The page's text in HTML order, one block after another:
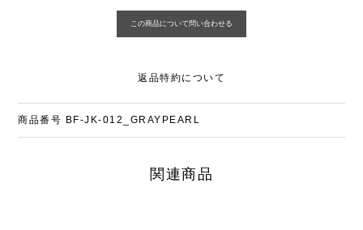
返品特約について
商品番号 BF-JK-012_GRAYPEARL
関連商品